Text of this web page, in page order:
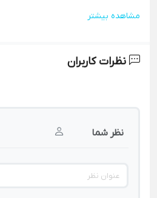
مشاهده بیشتر
نظرات کاربران
نظر شما